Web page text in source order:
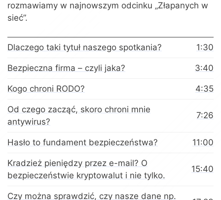
rozmawiamy w najnowszym odcinku „Złapanych w
sieć”.
Dlaczego taki tytuł naszego spotkania? 1:30
Bezpieczna firma – czyli jaka? 3:40
Kogo chroni RODO? 4:35
Od czego zacząć, skoro chroni mnie
antywirus?
7:26
Hasło to fundament bezpieczeństwa? 11:00
Kradzież pieniędzy przez e-mail? O
bezpieczeństwie kryptowalut i nie tylko.
15:40
Czy można sprawdzić, czy nasze dane np.